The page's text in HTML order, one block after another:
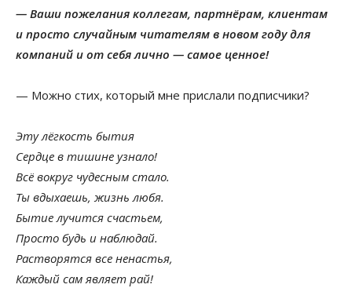
— Ваши пожелания коллегам, партнёрам, клиентам
и просто случайным читателям в новом году для
компаний и от себя лично — самое ценное!
— Можно стих, который мне прислали подписчики?
Эту лёгкость бытия
Сердце в тишине узнало!
Всё вокруг чудесным стало.
Ты вдыхаешь, жизнь любя.
Бытие лучится счастьем,
Просто будь и наблюдай.
Растворятся все ненастья,
Каждый сам являет рай!